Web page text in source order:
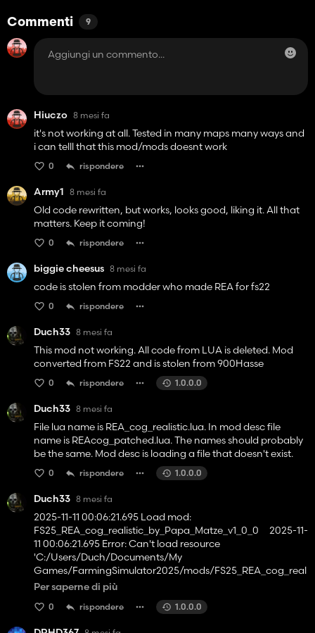
Commenti 9
Hiuczo 8 mesi fa
it's not working at all. Tested in many maps many ways and
i can telll that this mod/mods doesnt work
0 rispondere
Army1 8 mesi fa
Old code rewritten, but works, looks good, liking it. All that
matters. Keep it coming!
0 rispondere
biggie cheesus 8 mesi fa
code is stolen from modder who made REA for fs22
0 rispondere
Duch33 8 mesi fa
This mod not working. All code from LUA is deleted. Mod
converted from FS22 and is stolen from 900Hasse
0 rispondere 1.0.0.0
Duch33 8 mesi fa
File lua name is REA_cog_realistic.lua. In mod desc file
name is REAcog_patched.lua. The names should probably
be the same. Mod desc is loading a file that doesn't exist.
0 rispondere 1.0.0.0
Duch33 8 mesi fa
2025-11-11 00:06:21.695 Load mod:
FS25_REA_cog_realistic_by_Papa_Matze_v1_0_0 2025-11-
11 00:06:21.695 Error: Can't load resource
'C:/Users/Duch/Documents/My
Games/FarmingSimulator2025/mods/FS25_REA_cog_real
istic_by_Papa_Matze_v1_0_0/REAcog.lua'. 2025-11-11
00:06:21.695 Error: Can't load resource
'C:/Users/Duch/Documents/My
Per saperne di più
0 rispondere 1.0.0.0